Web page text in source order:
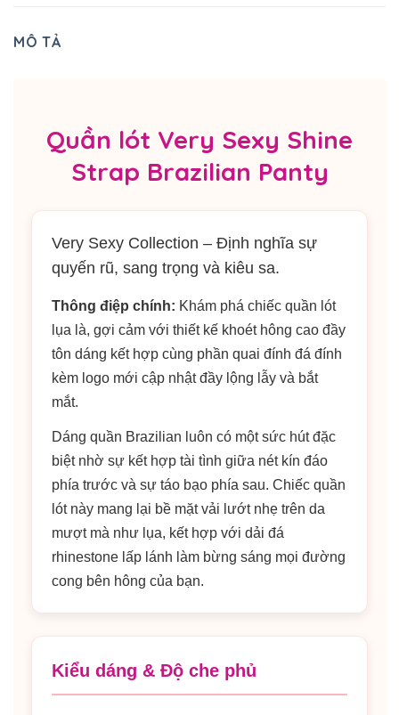
MÔ TẢ
Quần lót Very Sexy Shine
Strap Brazilian Panty
Very Sexy Collection – Định nghĩa sự
quyến rũ, sang trọng và kiêu sa.
Thông điệp chính: Khám phá chiếc quần lót
lụa là, gợi cảm với thiết kế khoét hông cao đầy
tôn dáng kết hợp cùng phần quai đính đá đính
kèm logo mới cập nhật đầy lộng lẫy và bắt
mắt.
Dáng quần Brazilian luôn có một sức hút đặc
biệt nhờ sự kết hợp tài tình giữa nét kín đáo
phía trước và sự táo bạo phía sau. Chiếc quần
lót này mang lại bề mặt vải lướt nhẹ trên da
mượt mà như lụa, kết hợp với dải đá
rhinestone lấp lánh làm bừng sáng mọi đường
cong bên hông của bạn.
Kiểu dáng & Độ che phủ